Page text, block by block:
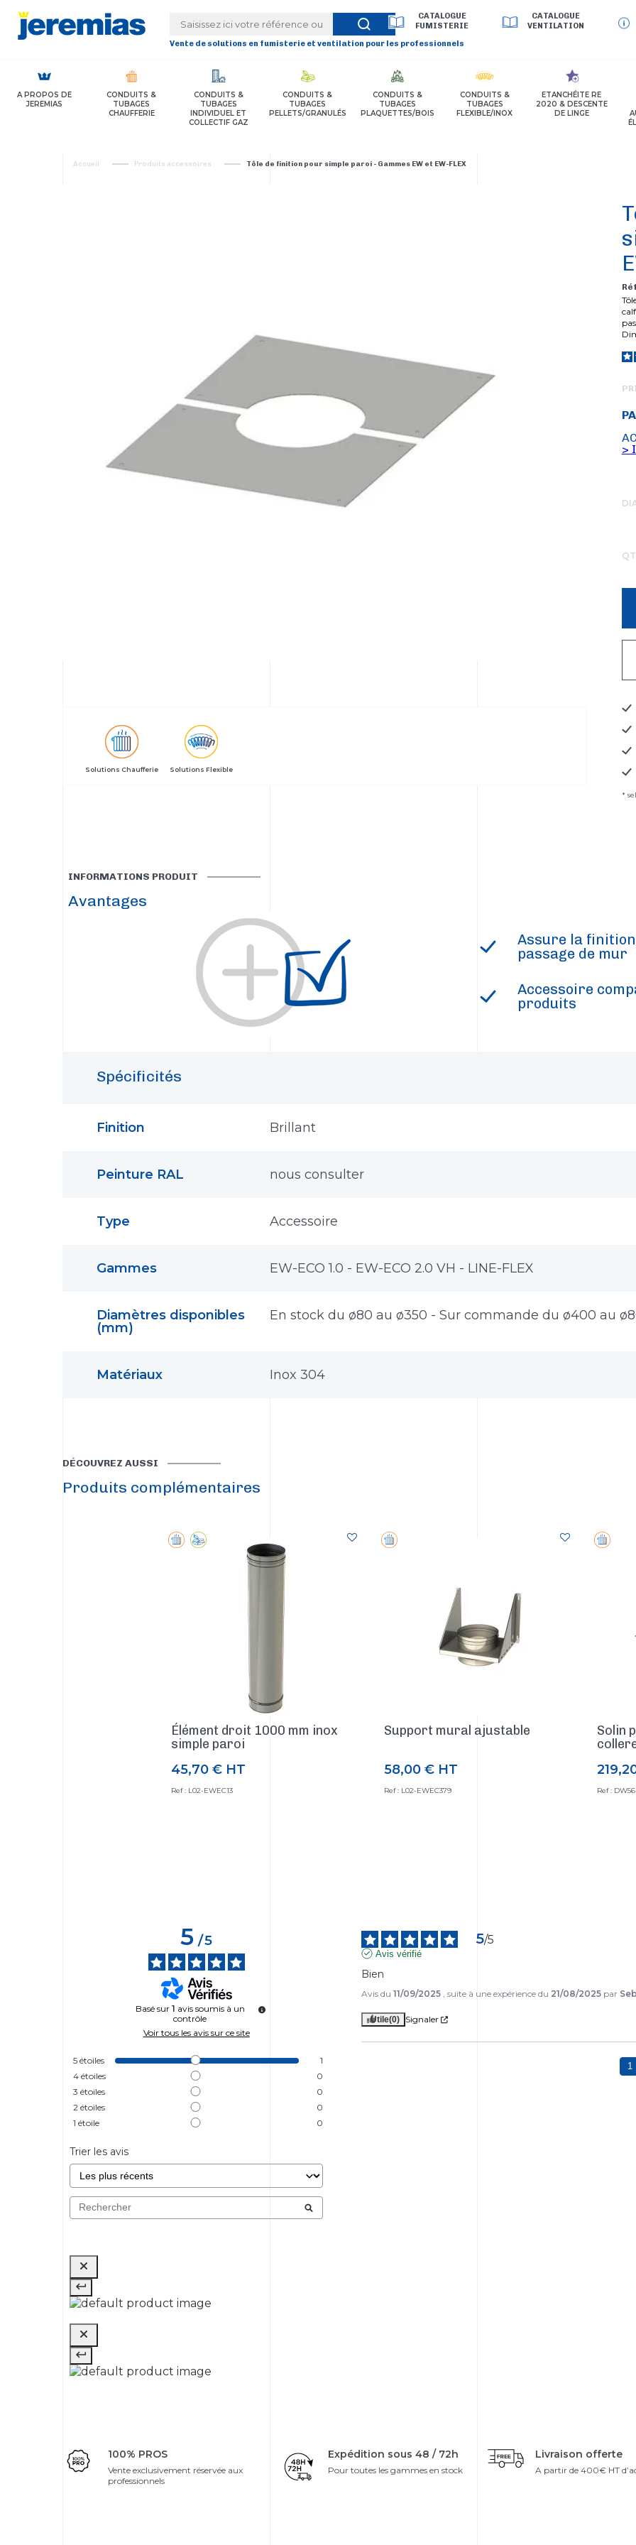
Vente de solutions en fumisterie et ventilation pour les professionnels
CATALOGUE
FUMISTERIE
CATALOGUE
VENTILATION
A PROPOS DE
JEREMIAS
CONDUITS &
TUBAGES
CHAUFFERIE
CONDUITS &
TUBAGES
INDIVIDUEL ET
COLLECTIF GAZ
CONDUITS &
TUBAGES
PELLETS/GRANULÉS
CONDUITS &
TUBAGES
PLAQUETTES/BOIS
CONDUITS &
TUBAGES
FLEXIBLE/INOX
ETANCHÉITE RE
2020 & DESCENTE
DE LINGE
Accueil Produits accessoires Tôle de finition pour simple paroi - Gammes EW et EW-FLEX
Solutions Chaufferie Solutions Flexible
>
*
INFORMATIONS PRODUIT
Avantages
Assure la
passage de mur
Accessoire
produits
Spécificités
Finition Brillant
Peinture RAL nous consulter
Type Accessoire
Gammes EW-ECO 1.0 - EW-ECO 2.0 VH - LINE-FLEX
Diamètres disponibles
(mm)
En stock du ø80 au ø350 - Sur commande du ø400 au
Matériaux Inox 304
DÉCOUVREZ AUSSI
Produits complémentaires
Élément droit 1000 mm inox
simple paroi
Prix
45,70 € HT
Ref : L02-EWEC13
Support mural ajustable
Prix
58,00 € HT
Ref : L02-EWEC379
Solin
Prix
Ref :
5/5
Basé sur 1 avis soumis à un
contrôle
Voir tous les avis sur ce site
5 étoiles
1
4 étoiles
0
3 étoiles
0
2 étoiles
0
1 étoile 0
Trier les avis
5/5
Avis vérifié
Bien
Avis du11/09/2025 , suite à une expérience du 21/08/2025 par
Utile(0) Signaler
1
100% PROS
Vente exclusivement réservée aux
professionnels
Expédition sous 48 / 72h
Pour toutes les gammes en stock
Livraison offerte
A partir de 400€ HT